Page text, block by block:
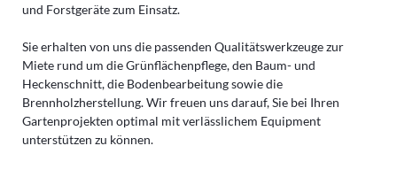
und Forstgeräte zum Einsatz.
Sie erhalten von uns die passenden Qualitätswerkzeuge zur
Miete rund um die Grünflächenpflege, den Baum- und
Heckenschnitt, die Bodenbearbeitung sowie die
Brennholzherstellung. Wir freuen uns darauf, Sie bei Ihren
Gartenprojekten optimal mit verlässlichem Equipment
unterstützen zu können.